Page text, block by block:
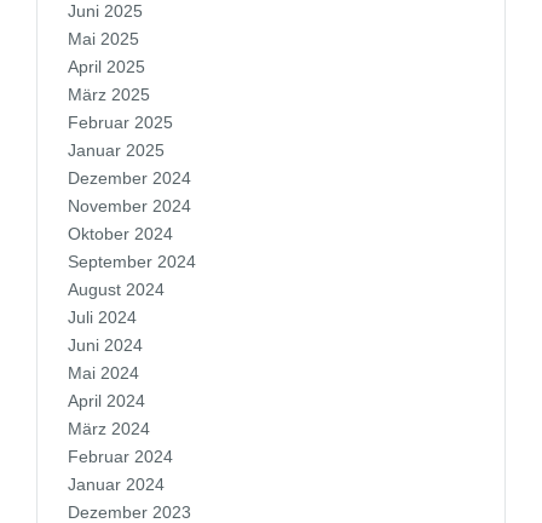
Juni 2025
Mai 2025
April 2025
März 2025
Februar 2025
Januar 2025
Dezember 2024
November 2024
Oktober 2024
September 2024
August 2024
Juli 2024
Juni 2024
Mai 2024
April 2024
März 2024
Februar 2024
Januar 2024
Dezember 2023